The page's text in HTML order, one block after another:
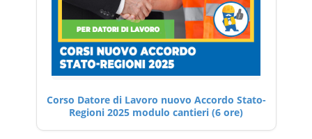
Corso Datore di Lavoro nuovo Accordo Stato-
Regioni 2025 modulo cantieri (6 ore)